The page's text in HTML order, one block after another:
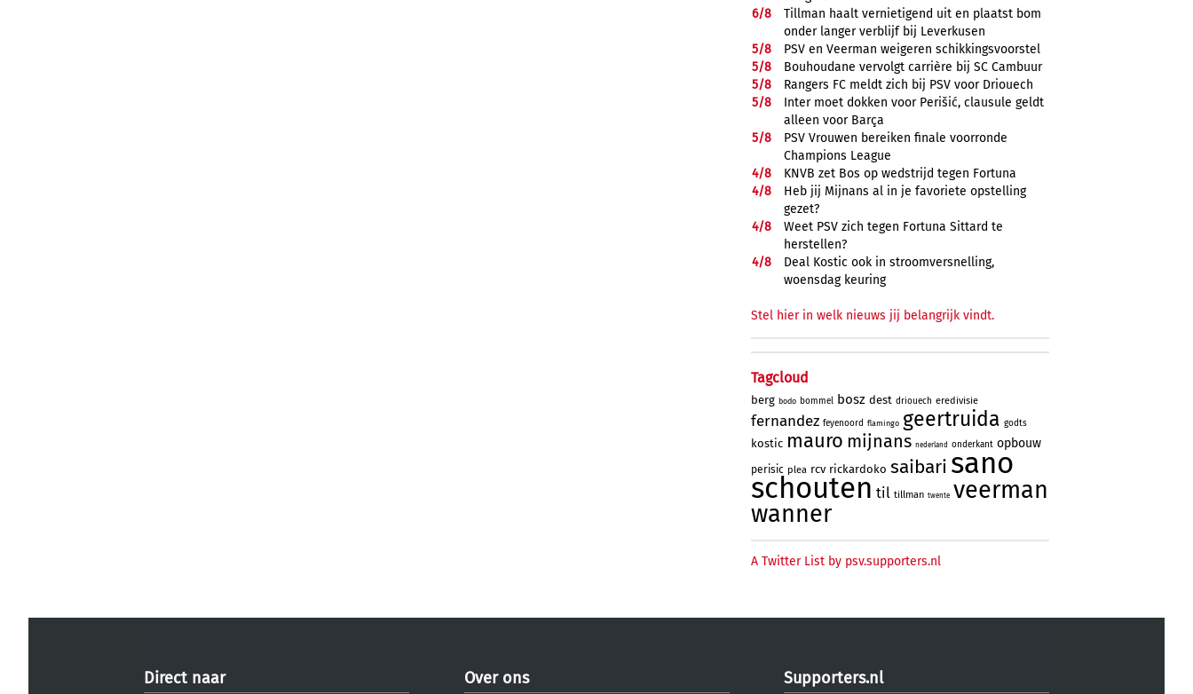
6/8
Tillman haalt vernietigend uit en plaatst bom
onder langer verblijf bij Leverkusen
5/8
PSV en Veerman weigeren schikkingsvoorstel
5/8
Bouhoudane vervolgt carrière bij SC Cambuur
5/8
Rangers FC meldt zich bij PSV voor Driouech
5/8
Inter moet dokken voor Perišić, clausule geldt
alleen voor Barça
5/8
PSV Vrouwen bereiken finale voorronde
Champions League
4/8
KNVB zet Bos op wedstrijd tegen Fortuna
4/8
Heb jij Mijnans al in je favoriete opstelling
gezet?
4/8
Weet PSV zich tegen Fortuna Sittard te
herstellen?
4/8
Deal Kostic ook in stroomversnelling,
woensdag keuring
Stel hier in welk nieuws jij belangrijk vindt.
Tagcloud
berg bodo bommel bosz dest driouech eredivisie
fernandez feyenoord flamingo geertruida godts
kostic mauro mijnans nederland onderkant opbouw
perisic plea rcv rickardoko saibari sano
schouten til tillman twente veerman
wanner
A Twitter List by psv.supporters.nl
Direct naar Over ons Supporters.nl